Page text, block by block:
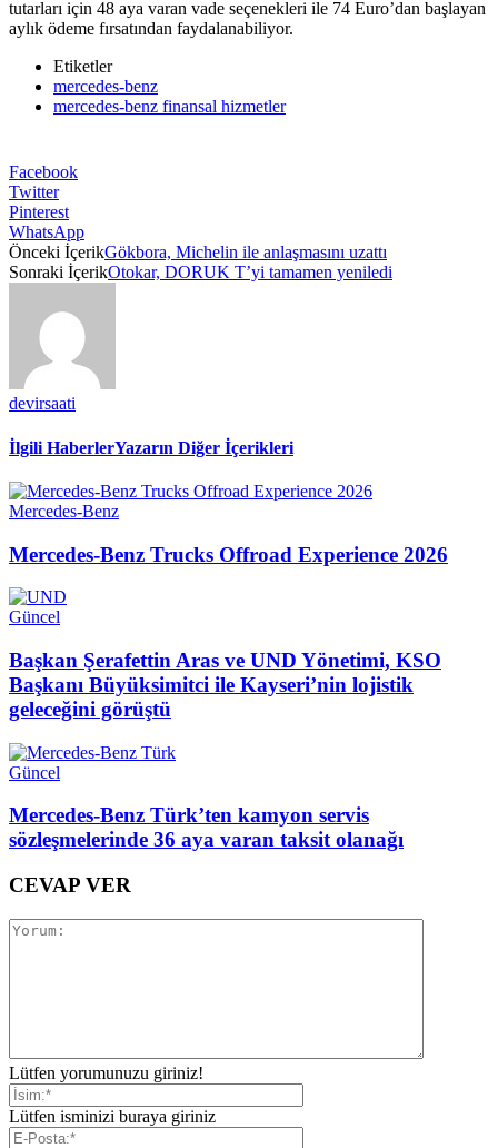
tutarları için 48 aya varan vade seçenekleri ile 74 Euro’dan başlayan
aylık ödeme fırsatından faydalanabiliyor.
Etiketler
mercedes-benz
mercedes-benz finansal hizmetler
Facebook
Twitter
Pinterest
WhatsApp
Önceki İçerikGökbora, Michelin ile anlaşmasını uzattı
Sonraki İçerikOtokar, DORUK T’yi tamamen yeniledi
devirsaati
İlgili HaberlerYazarın Diğer İçerikleri
Mercedes-Benz
Mercedes-Benz Trucks Offroad Experience 2026
Güncel
Başkan Şerafettin Aras ve UND Yönetimi, KSO
Başkanı Büyüksimitci ile Kayseri’nin lojistik
geleceğini görüştü
Güncel
Mercedes-Benz Türk’ten kamyon servis
sözleşmelerinde 36 aya varan taksit olanağı
CEVAP VER
Lütfen yorumunuzu giriniz!
Lütfen isminizi buraya giriniz